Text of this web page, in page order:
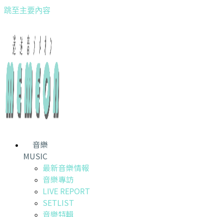
跳至主要內容
音樂
MUSIC
最新音樂情報
音樂專訪
LIVE REPORT
SETLIST
音樂特輯